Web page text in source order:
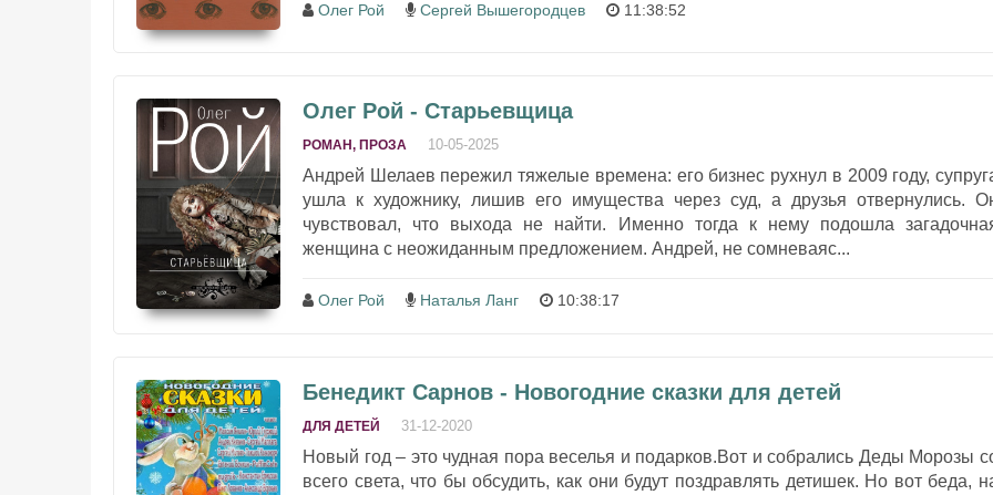
Олег Рой Сергей Вышегородцев 11:38:52
Олег Рой - Старьевщица
РОМАН, ПРОЗА 10-05-2025
Андрей Шелаев пережил тяжелые времена: его бизнес рухнул в 2009 году,
ушла к художнику, лишив его имущества через суд, а друзья отвернулись.
чувствовал, что выхода не найти. Именно тогда к нему подошла
женщина с неожиданным предложением. Андрей, не сомневаяс...
Олег Рой Наталья Ланг 10:38:17
Бенедикт Сарнов - Новогодние сказки для детей
ДЛЯ ДЕТЕЙ 31-12-2020
Новый год – это чудная пора веселья и подарков.Вот и собрались Деды Морозы
всего света, что бы обсудить, как они будут поздравлять детишек. Но вот беда,